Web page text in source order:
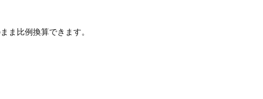
ま比例換算できます。